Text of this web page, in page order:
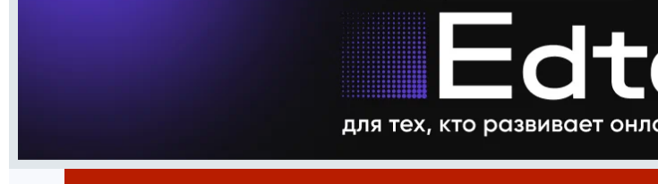
ТЕЛЕВИЗОР КОЛЛЕКЦИИ КОНКУРСЫ
НОВОЕ НА САЙТЕ